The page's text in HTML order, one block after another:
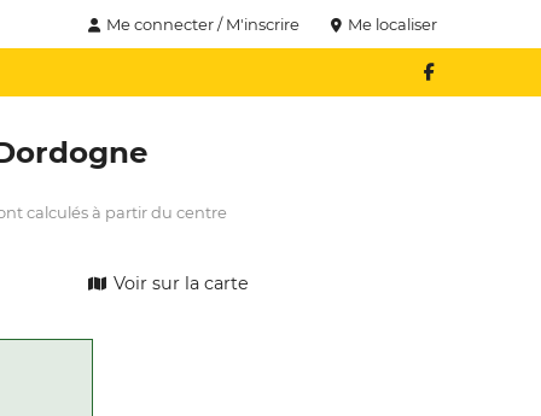
Me connecter / M'inscrire Me localiser
calculés à partir du centre
Voir sur la carte